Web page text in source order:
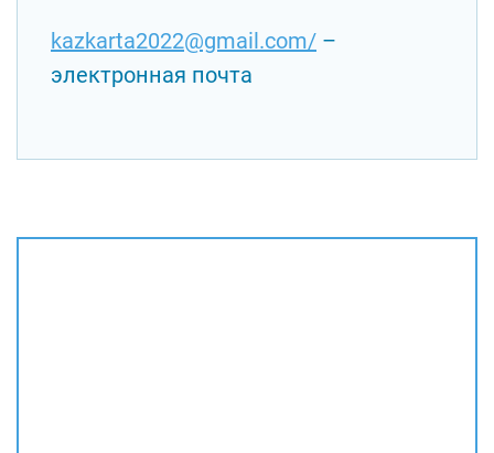
kazkarta2022@gmail.com/ –
электронная почта